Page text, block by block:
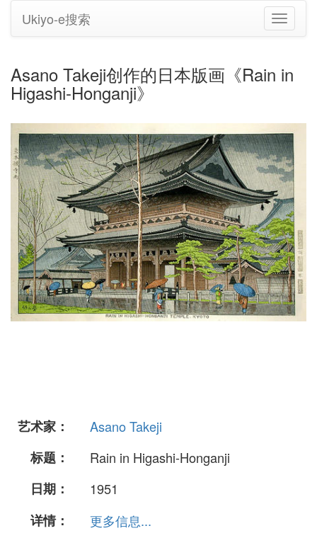
切
换
Ukiyo-e搜索
Asano Takeji创作的日本版画《Rain in
Higashi-Honganji》
艺术家：
Asano Takeji
标题：
Rain in Higashi-Honganji
日期：
1951
详情：
更多信息...